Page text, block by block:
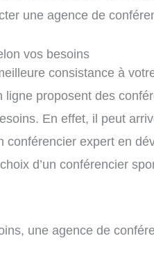
une agence de
vos besoins
consistance à
ligne proposent des
En effet, il peut
conférencier expert en
d’un conférencier
une agence de